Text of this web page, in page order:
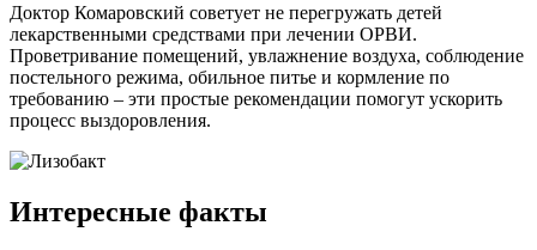
Доктор Комаровский советует не перегружать детей
лекарственными средствами при лечении ОРВИ.
Проветривание помещений, увлажнение воздуха, соблюдение
постельного режима, обильное питье и кормление по
требованию – эти простые рекомендации помогут ускорить
процесс выздоровления.
Интересные факты